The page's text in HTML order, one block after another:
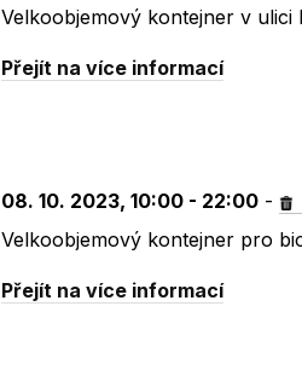
Velkoobjemový kontejner v ulici
Přejít na více informací
08. 10. 2023, 10:00 - 22:00 -
Velkoobjemový kontejner pro
Přejít na více informací